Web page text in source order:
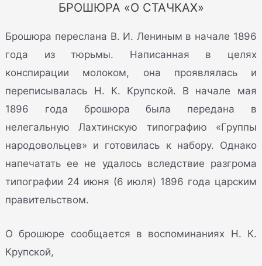
БРОШЮРА «О СТАЧКАХ»
Брошюра переслана В. И. Лениным в начале 1896
года из тюрьмы. Написанная в целях
конспирации молоком, она проявлялась и
переписывалась Н. К. Крупской. В начале мая
1896 года брошюра была передана в
нелегальную Лахтинскую типографию «Группы
народовольцев» и готовилась к набору. Однако
напечатать ее не удалось вследствие разгрома
типографии 24 июня (6 июля) 1896 года царским
правительством.
О брошюре сообщается в воспоминаниях Н. К.
Крупской,